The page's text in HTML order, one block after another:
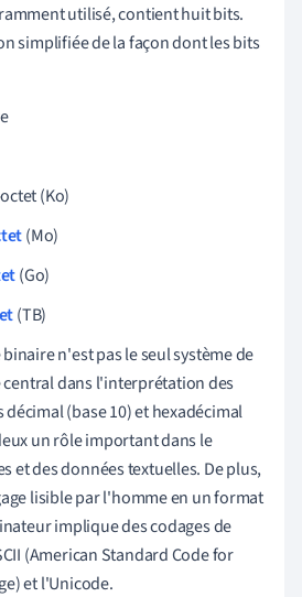
utilisé, contient huit bits.
simplifiée de la façon dont les bits
(Ko)
(Mo)
(Go)
(TB)
n'est pas le seul système de
dans l'interprétation des
décimal (base 10) et hexadécimal
un rôle important dans le
et des données textuelles. De plus,
lisible par l'homme en un format
implique des codages de
(American Standard Code for
et l'Unicode.